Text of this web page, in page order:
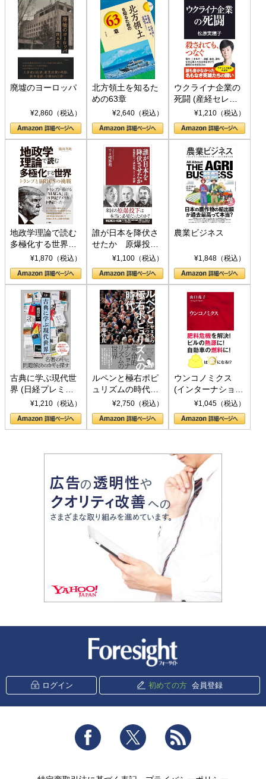
廃墟のヨーロッパ
¥2,860（税込）
北方領土を知るた
めの63章
¥2,640（税込）
ウクライナ企業の
死闘 (産経セレク
ト S 039)¥1,210（税込）
地政学理論で読む
多極化する世界：
トランプとBRICS
の挑戦
¥1,870（税込）
誰が日本を降伏さ
せたか 原爆投
下、ソ連参戦、そ
して聖断 (PHP新
書)
¥1,100（税込）
農業ビジネス
¥1,848（税込）
古典に学ぶ現代世
界 (日経プレミア
シリーズ)¥1,210（税込）
ルペンと極右ポピ
ュリズムの時代：
〈ヤヌス〉の二つ
の顔
¥2,750（税込）
ウンコノミクス
(インターナショナ
ル新書)¥1,045（税込）
ログイン 初めての方 会員登録
Facebook Twitter